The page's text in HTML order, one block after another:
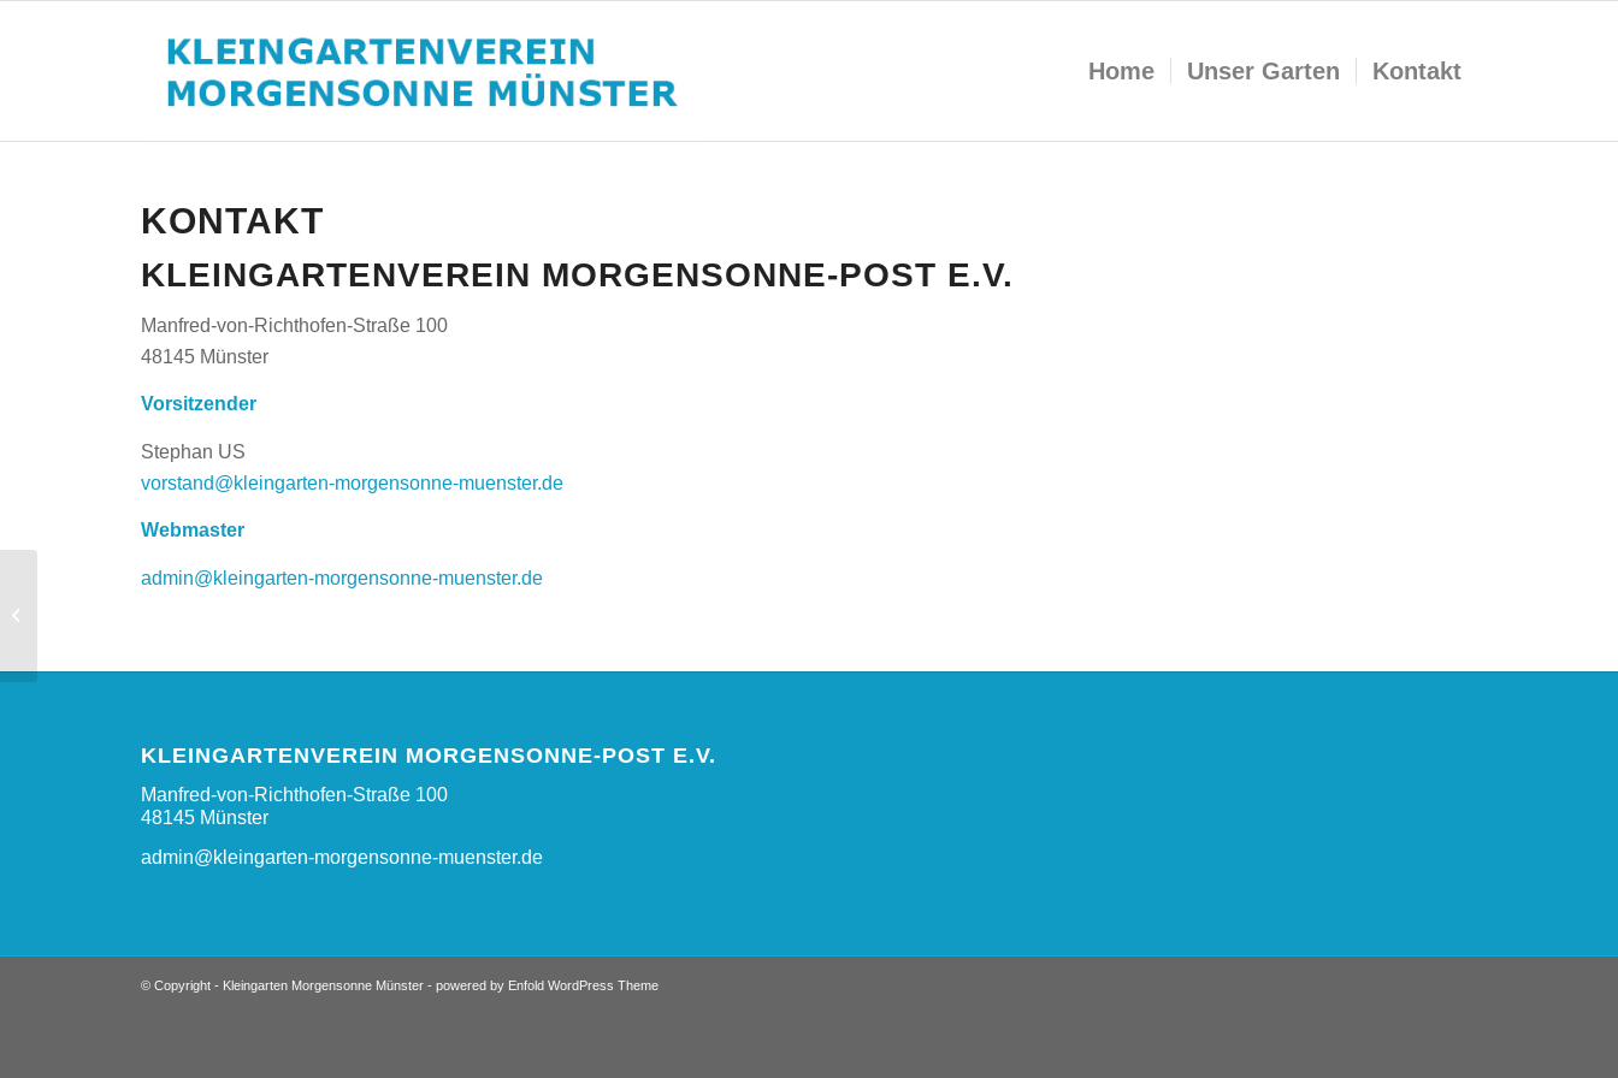
Home Unser Garten Kontakt
KONTAKT
KLEINGARTENVEREIN MORGENSONNE-POST E.V.
Manfred-von-Richthofen-Straße 100
48145 Münster
Vorsitzender
Stephan US
vorstand@kleingarten-morgensonne-muenster.de
Webmaster
admin@kleingarten-morgensonne-muenster.de
KLEINGARTENVEREIN MORGENSONNE-POST E.V.
Manfred-von-Richthofen-Straße 100
48145 Münster
admin@kleingarten-morgensonne-muenster.de
© Copyright - Kleingarten Morgensonne Münster -powered by Enfold WordPress Theme